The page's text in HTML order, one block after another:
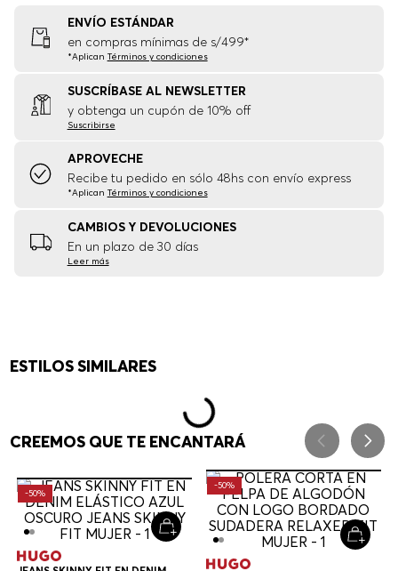
ENVÍO ESTÁNDAR
en compras mínimas de s/499*
*Aplican Términos y condiciones
SUSCRÍBASE AL NEWSLETTER
y obtenga un cupón de 10% off
Suscribirse
APROVECHE
Recibe tu pedido en sólo 48hs con envío express
*Aplican Términos y condiciones
CAMBIOS Y DEVOLUCIONES
En un plazo de 30 días
Leer más
ESTILOS SIMILARES
CREEMOS QUE TE ENCANTARÁ
-50%
-50%